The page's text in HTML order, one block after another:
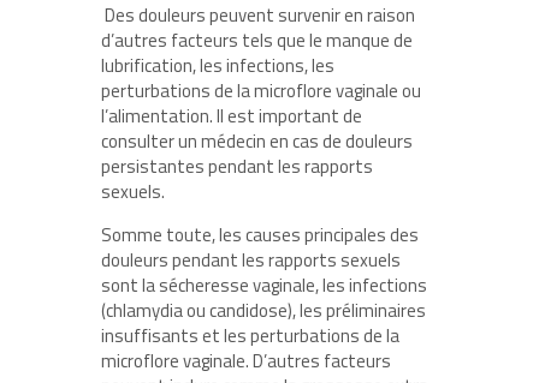
Des douleurs peuvent survenir en raison
d’autres facteurs tels que le manque de
lubrification, les infections, les
perturbations de la microflore vaginale ou
l’alimentation. Il est important de
consulter un médecin en cas de douleurs
persistantes pendant les rapports
sexuels.
Somme toute, les causes principales des
douleurs pendant les rapports sexuels
sont la sécheresse vaginale, les infections
(chlamydia ou candidose), les préliminaires
insuffisants et les perturbations de la
microflore vaginale. D’autres facteurs